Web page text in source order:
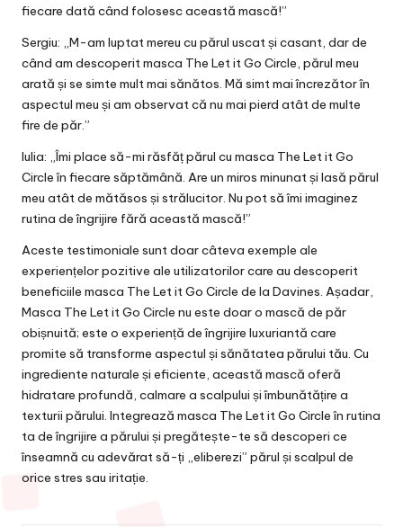
fiecare dată când folosesc această mască!”
Sergiu: „M-am luptat mereu cu părul uscat și casant, dar de
când am descoperit masca The Let it Go Circle, părul meu
arată și se simte mult mai sănătos. Mă simt mai încrezător în
aspectul meu și am observat că nu mai pierd atât de multe
fire de păr.”
Iulia: „Îmi place să-mi răsfăț părul cu masca The Let it Go
Circle în fiecare săptămână. Are un miros minunat și lasă părul
meu atât de mătăsos și strălucitor. Nu pot să îmi imaginez
rutina de îngrijire fără această mască!”
Aceste testimoniale sunt doar câteva exemple ale
experiențelor pozitive ale utilizatorilor care au descoperit
beneficiile masca The Let it Go Circle de la Davines. Așadar,
Masca The Let it Go Circle nu este doar o mască de păr
obișnuită; este o experiență de îngrijire luxuriantă care
promite să transforme aspectul și sănătatea părului tău. Cu
ingrediente naturale și eficiente, această mască oferă
hidratare profundă, calmare a scalpului și îmbunătățire a
texturii părului. Integrează masca The Let it Go Circle în rutina
ta de îngrijire a părului și pregătește-te să descoperi ce
înseamnă cu adevărat să-ți „eliberezi” părul și scalpul de
orice stres sau iritație.